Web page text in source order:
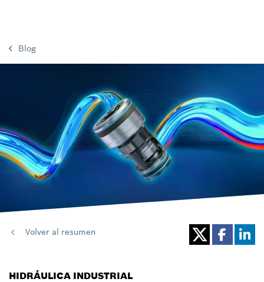
Blog
Volver al resumen
HIDRÁULICA INDUSTRIAL